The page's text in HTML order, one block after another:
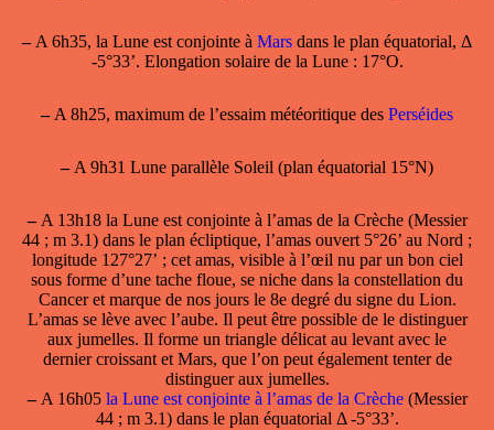
–A 6h35, la Lune est conjointe à Mars dans le plan équatorial, Δ
-5°33’. Elongation solaire de la Lune : 17°O.
–A 8h25, maximum de l’essaim météoritique des Perséides
–A 9h31 Lune parallèle Soleil (plan équatorial 15°N)
–A 13h18 la Lune est conjointe à l’amas de la Crèche(Messier
44 ; m 3.1) dans le plan écliptique, l’amas ouvert 5°26’ au Nord ;
longitude 127°27’ ; cet amas, visible à l’œil nu par un bon ciel
sous forme d’une tache floue, se niche dans la constellation du
Cancer et marque de nos jours le 8e degré du signe du Lion.
L’amas se lève avec l’aube. Il peut être possible de le distinguer
aux jumelles. Il forme un triangle délicat au levant avec le
dernier croissant et Mars, que l’on peut également tenter de
distinguer aux jumelles.
–A 16h05 la Lune est conjointe à l’amas de la Crèche(Messier
44 ; m 3.1) dans le plan équatorial Δ -5°33’.